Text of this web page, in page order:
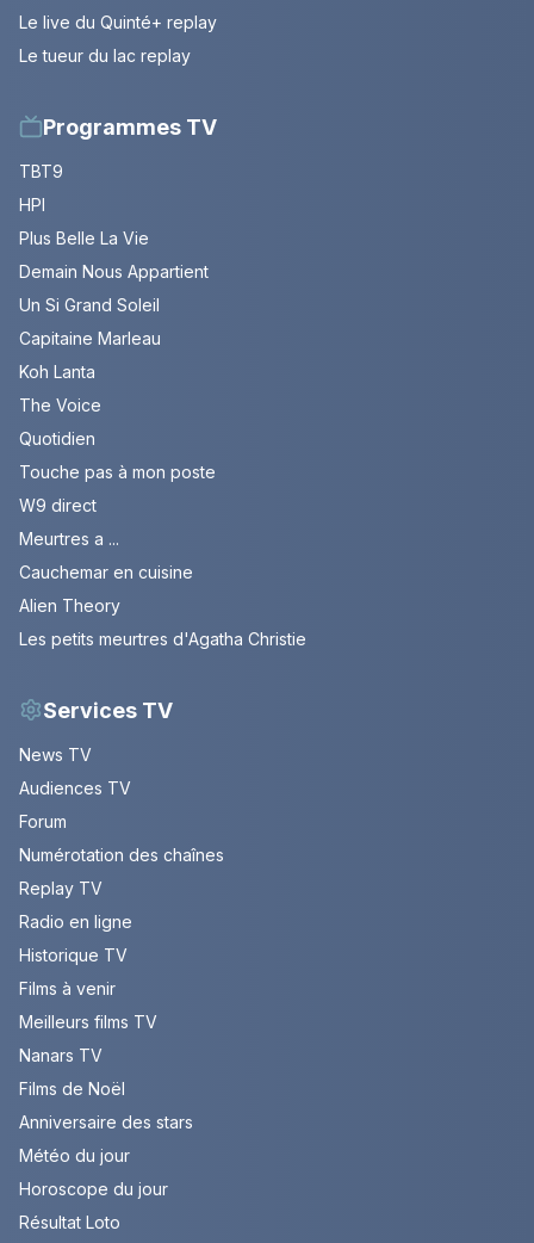
Le live du Quinté+ replay
Le tueur du lac replay
Programmes TV
TBT9
HPI
Plus Belle La Vie
Demain Nous Appartient
Un Si Grand Soleil
Capitaine Marleau
Koh Lanta
The Voice
Quotidien
Touche pas à mon poste
W9 direct
Meurtres a ...
Cauchemar en cuisine
Alien Theory
Les petits meurtres d'Agatha Christie
Services TV
News TV
Audiences TV
Forum
Numérotation des chaînes
Replay TV
Radio en ligne
Historique TV
Films à venir
Meilleurs films TV
Nanars TV
Films de Noël
Anniversaire des stars
Météo du jour
Horoscope du jour
Résultat Loto